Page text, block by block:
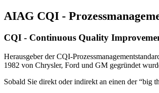
AIAG CQI -
CQI - Continuous Quality
Herausgeber der CQI-
1982 von Chrysler, Ford und GM gegründet
Sobald Sie direkt oder indirekt an einen der “big